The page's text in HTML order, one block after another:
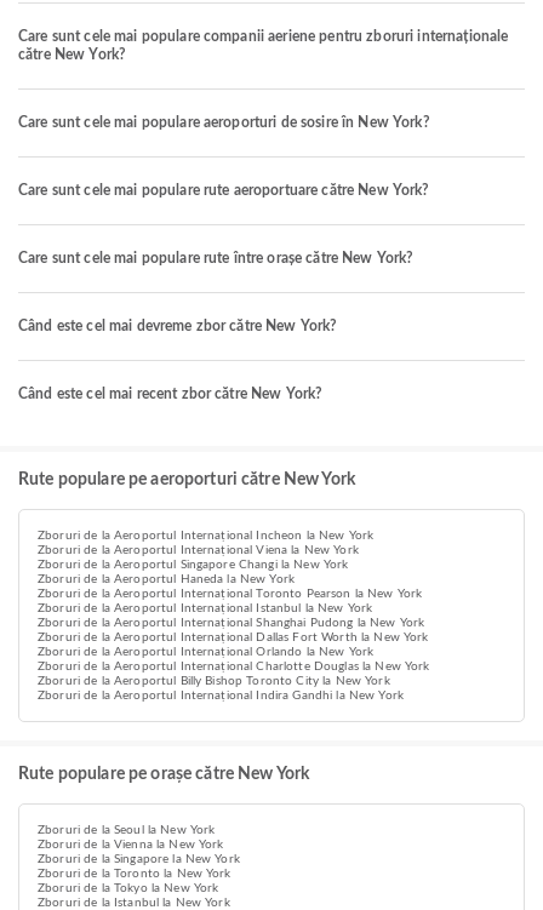
Care sunt cele mai populare companii aeriene pentru zboruri internaționale
către New York?
Care sunt cele mai populare aeroporturi de sosire în New York?
Care sunt cele mai populare rute aeroportuare către New York?
Care sunt cele mai populare rute între orașe către New York?
Când este cel mai devreme zbor către New York?
Când este cel mai recent zbor către New York?
Rute populare pe aeroporturi către New York
Zboruri de la Aeroportul Internațional Incheon la New York
Zboruri de la Aeroportul Internațional Viena la New York
Zboruri de la Aeroportul Singapore Changi la New York
Zboruri de la Aeroportul Haneda la New York
Zboruri de la Aeroportul Internațional Toronto Pearson la New York
Zboruri de la Aeroportul Internațional Istanbul la New York
Zboruri de la Aeroportul Internațional Shanghai Pudong la New York
Zboruri de la Aeroportul Internațional Dallas Fort Worth la New York
Zboruri de la Aeroportul Internațional Orlando la New York
Zboruri de la Aeroportul Internațional Charlotte Douglas la New York
Zboruri de la Aeroportul Billy Bishop Toronto City la New York
Zboruri de la Aeroportul Internațional Indira Gandhi la New York
Rute populare pe orașe către New York
Zboruri de la Seoul la New York
Zboruri de la Vienna la New York
Zboruri de la Singapore la New York
Zboruri de la Toronto la New York
Zboruri de la Tokyo la New York
Zboruri de la Istanbul la New York